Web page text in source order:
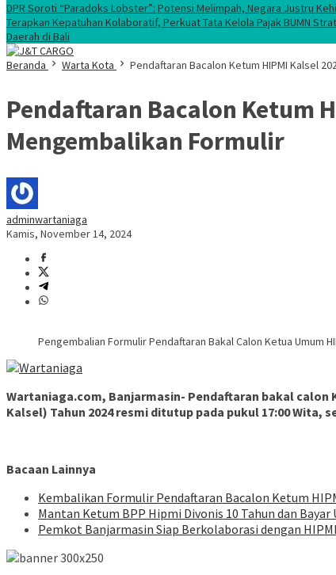
DPR Soroti “Paradoks Lobster”: Potensi Melimpah, Negara Justru
Terapkan Kepatuhan Kolaboratif, Perkuat Tata Kelola Pajak BUMN
Daerah di Bali
Beranda
Warta Kota Pendaftaran Bacalon Ketum HIPMI Kalsel
Pendaftaran Bacalon Ketum
Mengembalikan Formulir
adminwartaniaga
Kamis, November 14, 2024
Pengembalian Formulir Pendaftaran Bakal Calon Ketua Umum
Wartaniaga.com, Banjarmasin- Pendaftaran bakal calon
Kalsel) Tahun 2024 resmi ditutup pada pukul 17:00
Bacaan Lainnya
Kembalikan Formulir Pendaftaran Bacalon Ketum
Mantan Ketum BPP Hipmi Divonis 10 Tahun dan
Pemkot Banjarmasin Siap Berkolaborasi dengan HIPMI